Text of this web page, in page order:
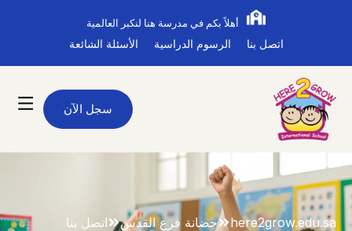
أهلاً بكم في مدرسة هنا لنكبر العالمية
اتصل بنا الرسوم الدراسية الأسئلة الشائعة
سجل الآن
here2grow.edu.sa حضانة فرع القدس اتصل بنا